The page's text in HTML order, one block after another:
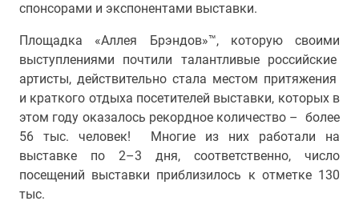
спонсорами и экспонентами выставки.
Площадка «Аллея Брэндов»™, которую своими
выступлениями почтили талантливые российские
артисты, действительно стала местом притяжения
и краткого отдыха посетителей выставки, которых в
этом году оказалось рекордное количество – более
56 тыс. человек! Многие из них работали на
выставке по 2–3 дня, соответственно, число
посещений выставки приблизилось к отметке 130
тыс.